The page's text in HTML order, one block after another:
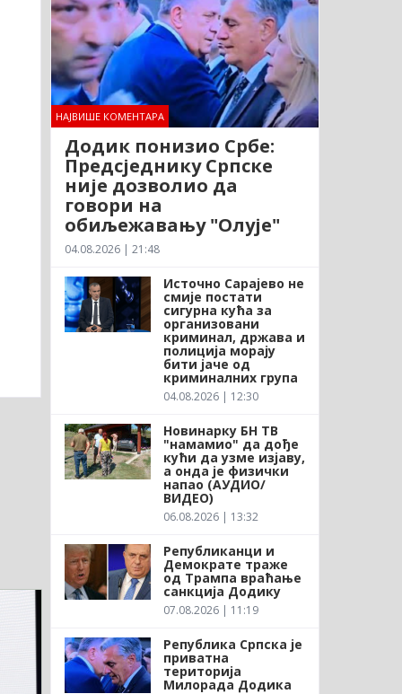
НАЈВИШЕ КОМЕНТАРА
Додик понизио Србе:
Предсједнику Српске
није дозволио да
говори на
обиљежавању "Олује"
04.08.2026 | 21:48
Источно Сарајево не
смије постати
сигурна кућа за
организовани
криминал, држава и
полиција морају
бити јаче од
криминалних група
04.08.2026 | 12:30
Новинарку БН ТВ
"намамио" да дође
кући да узме изјаву,
а онда је физички
напао (АУДИО/
ВИДЕО)
06.08.2026 | 13:32
Републиканци и
Демократе траже
од Трампа враћање
санкција Додику
07.08.2026 | 11:19
Република Српска је
приватна
територија
Милорада Додика